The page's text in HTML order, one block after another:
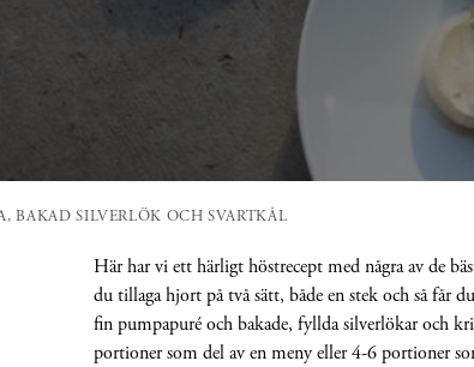
BAKAD SILVERLÖK OCH SVARTKÅL
Här har vi ett härligt höstrecept med några av de
du tillaga hjort på två sätt, både en stek och så får
fin pumpapuré och bakade, fyllda silverlökar och
portioner som del av en meny eller 4-6 portioner